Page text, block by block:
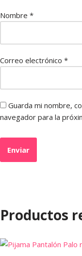
Nombre *
Correo electrónico *
Guarda mi nombre,
navegador para la
Productos